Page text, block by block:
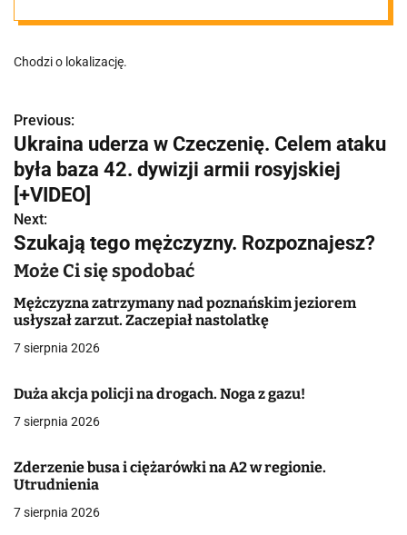
pływalnię. Nie
wszyscy
mieszkańcy są
zadowoleni
Chodzi o lokalizację.
N
a
w
i
g
a
c
a
p
i
Previous:
Ukraina uderza w Czeczenię. Celem ataku
była baza 42. dywizji armii rosyjskiej
[+VIDEO]
Next:
Szukają tego mężczyzny. Rozpoznajesz?
Może Ci się spodobać
Mężczyzna zatrzymany nad poznańskim jeziorem
usłyszał zarzut. Zaczepiał nastolatkę
7 sierpnia 2026
Duża akcja policji na drogach. Noga z gazu!
7 sierpnia 2026
Zderzenie busa i ciężarówki na A2 w regionie.
Utrudnienia
7 sierpnia 2026